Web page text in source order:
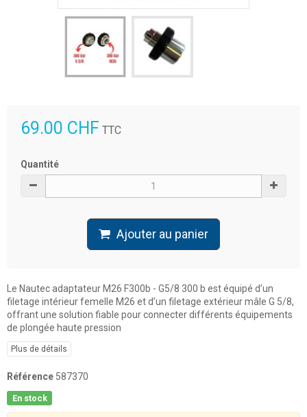
69.00 CHF TTC
Quantité
Ajouter au panier
Le Nautec adaptateur M26 F300b - G5/8 300 b est équipé d’un
filetage intérieur femelle M26 et d’un filetage extérieur mâle G 5/8,
offrant une solution fiable pour connecter différents équipements
de plongée haute pression
Plus de détails
Référence 587370
En stock